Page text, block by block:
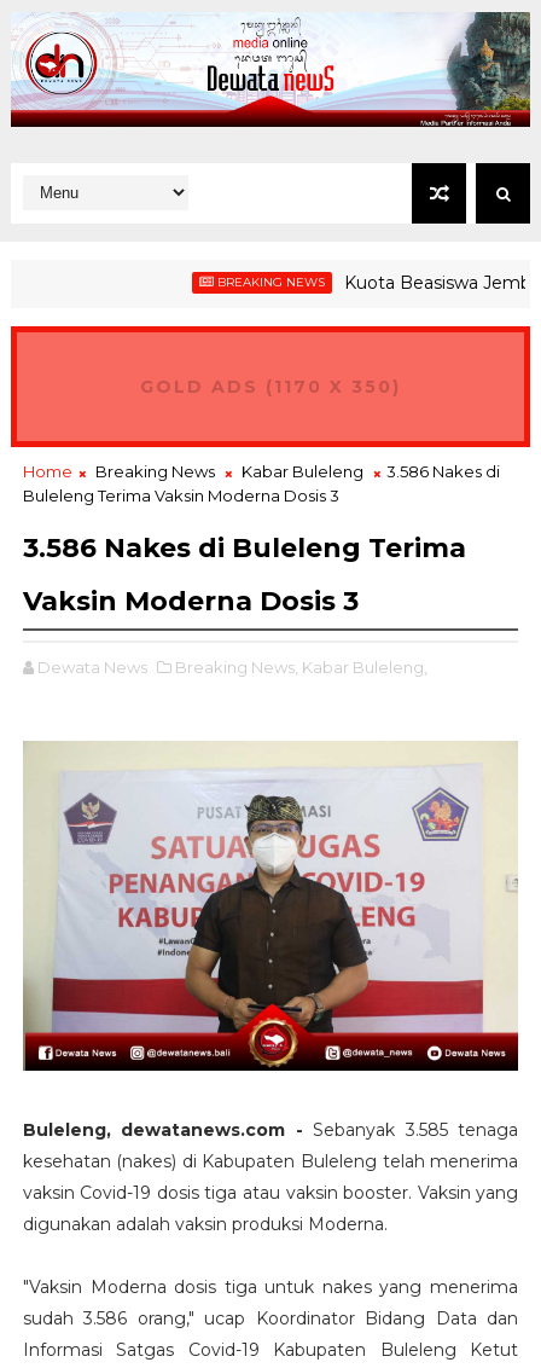
BREAKING NEWS Kuota Beasiswa Jembrana
GOLD ADS (1170 X 350)
Home Breaking News Kabar Buleleng
3.586 Nakes di
Buleleng Terima Vaksin Moderna Dosis 3
3.586 Nakes di Buleleng Terima
Vaksin Moderna Dosis 3
Dewata News Breaking News, Kabar Buleleng,
Buleleng, dewatanews.com - Sebanyak 3.585 tenaga
kesehatan (nakes) di Kabupaten Buleleng telah menerima
vaksin Covid-19 dosis tiga atau vaksin booster. Vaksin yang
digunakan adalah vaksin produksi Moderna.
"Vaksin Moderna dosis tiga untuk nakes yang menerima
sudah 3.586 orang," ucap Koordinator Bidang Data dan
Informasi Satgas Covid-19 Kabupaten Buleleng Ketut